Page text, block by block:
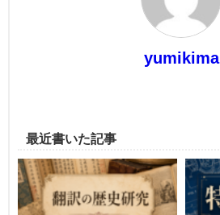
yumikima
最近書いた記事